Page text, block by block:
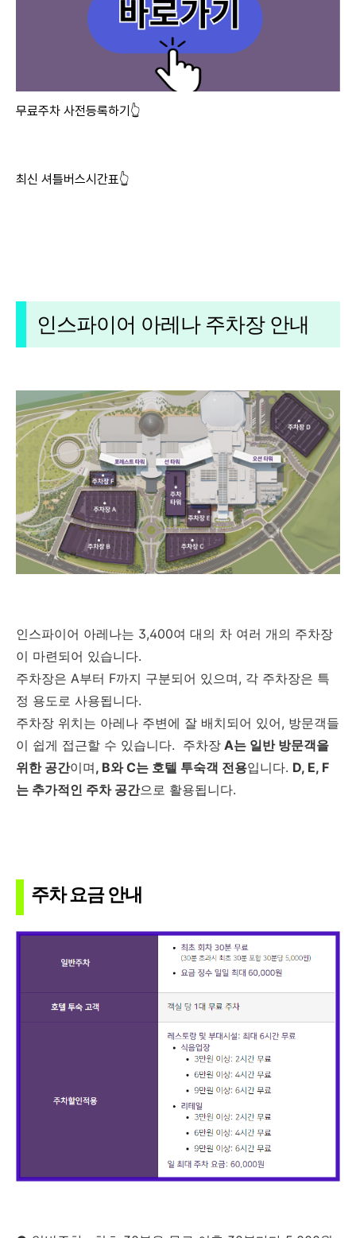
무료주차 사전등록하기👆
최신 셔틀버스시간표👆
인스파이어 아레나 주차장 안내
인스파이어 아레나는 3,400여 대의 차 여러 개의 주차장
이 마련되어 있습니다.
주차장은 A부터 F까지 구분되어 있으며, 각 주차장은 특
정 용도로 사용됩니다.
주차장 위치는 아레나 주변에 잘 배치되어 있어, 방문객들
이 쉽게 접근할 수 있습니다. 주차장 A는 일반 방문객을
위한 공간이며, B와 C는 호텔 투숙객 전용입니다. D, E, F
는 추가적인 주차 공간으로 활용됩니다.
주차 요금 안내